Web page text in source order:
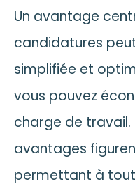
Un avantage
candidatures
simplifiée et
vous pouvez
charge de travail.
avantages
permettant à